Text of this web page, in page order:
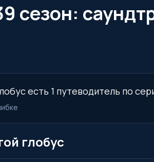
сезон:
есть 1 путеводитель по
глобус